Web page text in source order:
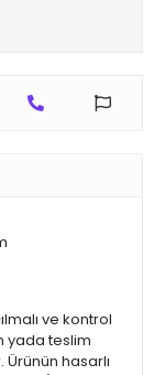
ve kontrol
yada teslim
hasarlı